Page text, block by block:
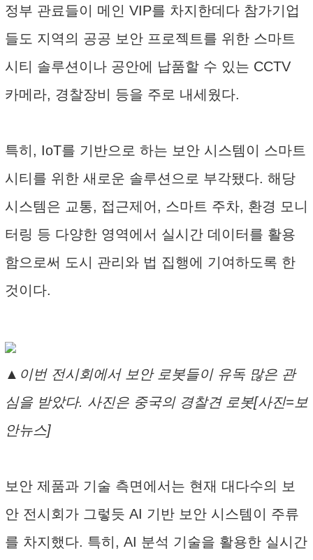
정부 관료들이 메인 VIP를 차지한데다 참가기업
들도 지역의 공공 보안 프로젝트를 위한 스마트
시티 솔루션이나 공안에 납품할 수 있는 CCTV
카메라, 경찰장비 등을 주로 내세웠다.
특히, IoT를 기반으로 하는 보안 시스템이 스마트
시티를 위한 새로운 솔루션으로 부각됐다. 해당
시스템은 교통, 접근제어, 스마트 주차, 환경 모니
터링 등 다양한 영역에서 실시간 데이터를 활용
함으로써 도시 관리와 법 집행에 기여하도록 한
것이다.
▲이번 전시회에서 보안 로봇들이 유독 많은 관
심을 받았다. 사진은 중국의 경찰견 로봇[사진=보
안뉴스]
보안 제품과 기술 측면에서는 현재 대다수의 보
안 전시회가 그렇듯 AI 기반 보안 시스템이 주류
를 차지했다. 특히, AI 분석 기술을 활용한 실시간